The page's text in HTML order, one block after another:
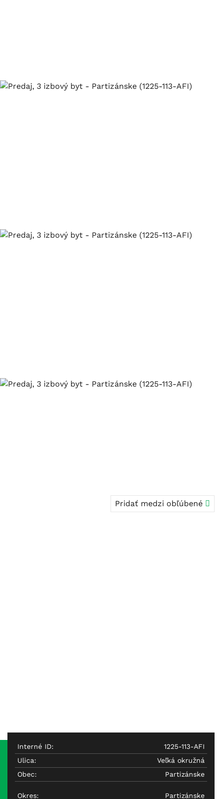
Pridať medzi obľúbené
Interné ID:
1225-113-AFI
Ulica:
Veľká okružná
Obec:
Partizánske
Okres: Partizánske